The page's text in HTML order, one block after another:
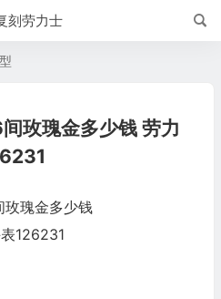
刻劳力士
玫瑰金多少钱 劳力